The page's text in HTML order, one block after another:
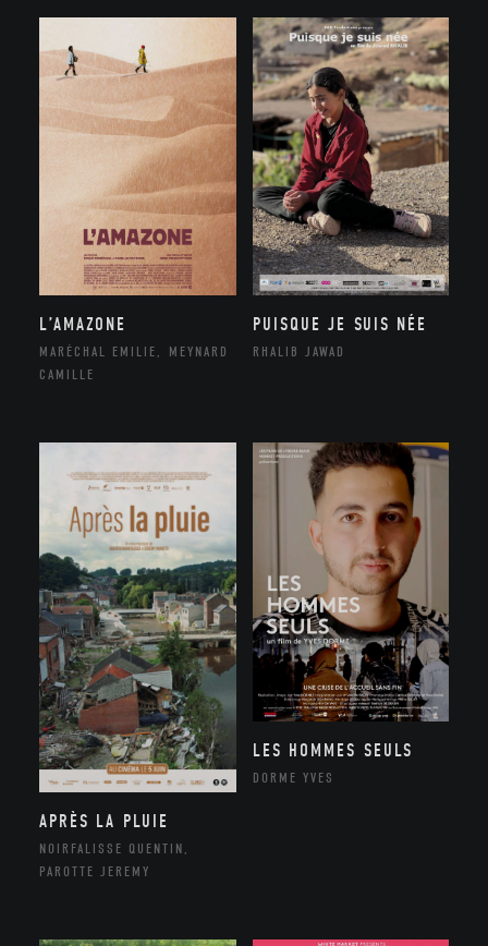
L’AMAZONE
MARÉCHAL EMILIE, MEYNARD
CAMILLE
PUISQUE JE SUIS NÉE
RHALIB JAWAD
APRÈS LA PLUIE
NOIRFALISSE QUENTIN,
PAROTTE JEREMY
LES HOMMES SEULS
DORME YVES